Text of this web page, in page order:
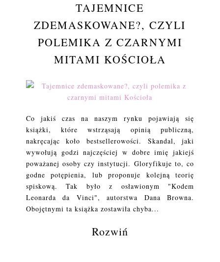
TAJEMNICE
ZDEMASKOWANE?, CZYLI
POLEMIKA Z CZARNYMI
MITAMI KOŚCIOŁA
Co jakiś czas na naszym rynku pojawiają się
książki, które wstrząsają opinią publiczną,
nakręcając koło bestsellerowości. Skandal, jaki
wywołują godzi najczęściej w dobre imię jakiejś
poważanej osoby czy instytucji. Gloryfikuje to, co
godne potępienia, lub proponuje kolejną teorię
spiskową. Tak było z osławionym "Kodem
Leonarda da Vinci", autorstwa Dana Browna.
Obojętnymi ta książka zostawiła chyba...
Rozwiń